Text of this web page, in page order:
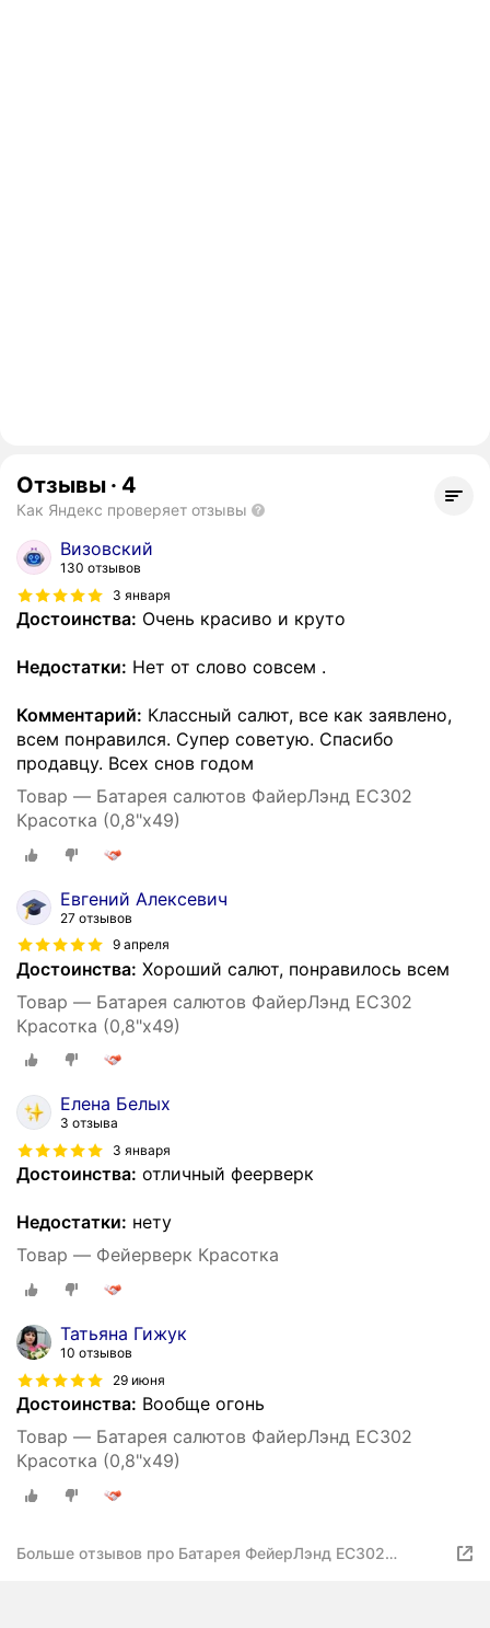
Отзывы · 4
Как Яндекс проверяет отзывы
Визовский
130 отзывов
3 января
Достоинства: Очень красиво и круто
Недостатки: Нет от слово совсем .
Комментарий: Классный салют, все как заявлено,
всем понравился. Супер советую. Спасибо
продавцу. Всех снов годом
Товар — Батарея салютов ФайерЛэнд ЕС302
Красотка (0,8"х49)
Евгений Алексевич
27 отзывов
9 апреля
Достоинства: Хороший салют, понравилось всем
Товар — Батарея салютов ФайерЛэнд ЕС302
Красотка (0,8"х49)
Елена Белых
3 отзыва
3 января
Достоинства: отличный феерверк
Недостатки: нету
Товар — Фейерверк Красотка
Татьяна Гижук
10 отзывов
29 июня
Достоинства: Вообще огонь
Товар — Батарея салютов ФайерЛэнд ЕС302
Красотка (0,8"х49)
Больше отзывов про Батарея ФейерЛэнд ЕС302